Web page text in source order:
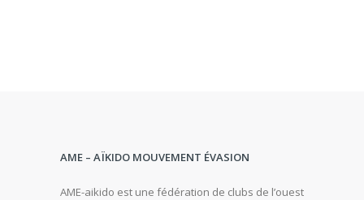
AME – AÏKIDO MOUVEMENT ÉVASION
AME-aikido est une fédération de clubs de l’ouest